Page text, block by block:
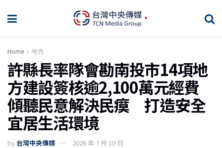
Home 地方
許縣長率隊會勘南投市14項地
方建設簽核逾2,100萬元經費
傾聽民意解決民瘼 打造安全
宜居生活環境
by 台灣中央傳媒 2026 年 7 月 10 日